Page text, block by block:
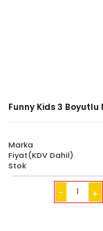
Funny Kids 3
Marka
Fiyat(KDV Dahil)
Stok
- +